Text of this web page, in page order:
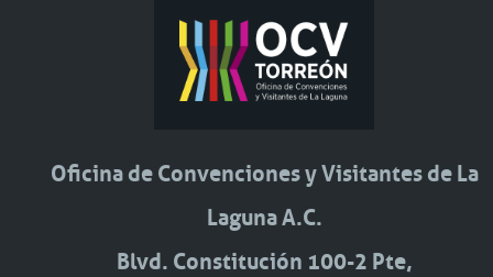
Oficina de Convenciones y Visitantes de La
Laguna A.C.
Blvd. Constitución 100-2 Pte,